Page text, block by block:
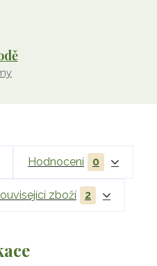
Hodnocení 0
zboží 2